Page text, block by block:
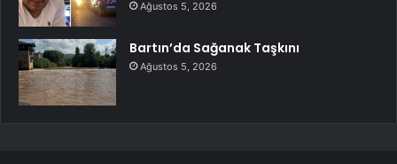
Ağustos 5, 2026
Bartın’da Sağanak Taşkını
Ağustos 5, 2026